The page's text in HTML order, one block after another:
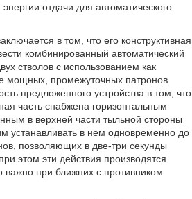
отдачи для автоматического
в том, что его конструктивная
комбинированный автоматический
стволов с использованием как
мощных, промежуточных патронов.
предложенного устройства в том, что
часть снабжена горизонтальным
в верхней части тыльной стороны
устанавливать в нем одновременно до
позволяющих в две-три секунды
этом эти действия производятся
важно при ближних с противником